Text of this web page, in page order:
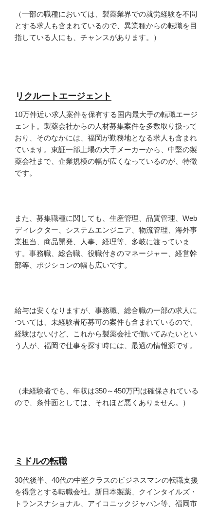
（一部の職種においては、製薬業界での就労経験を不問
とする求人も含まれているので、異業種からの転職を目
指している人にも、チャンスがあります。）
リクルートエージェント
10万件近い求人案件を保有する国内最大手の転職エージ
ェント。製薬会社からの人材募集案件を多数取り扱って
おり、そのなかには、福岡が勤務地となる求人も含まれ
ています。東証一部上場の大手メーカーから、中堅の製
薬会社まで、企業規模の幅が広くなっているのが、特徴
です。
また、募集職種に関しても、生産管理、品質管理、Web
ディレクター、システムエンジニア、物流管理、海外事
業担当、商品開発、人事、経理等、多岐に渡っていま
す。事務職、総合職、役職付きのマネージャー、経営幹
部等、ポジションの幅も広いです。
給与は安くなりますが、事務職、総合職の一部の求人に
ついては、未経験者応募可の案件も含まれているので、
経験はないけど、これから製薬会社で働いてみたいとい
う人が、福岡で仕事を探す時には、最適の情報源です。
（未経験者でも、年収は350～450万円は確保されている
ので、条件面としては、それほど悪くありません。）
ミドルの転職
30代後半、40代の中堅クラスのビジネスマンの転職支援
を得意とする転職会社。新日本製薬、クインタイルズ・
トランスナショナル、アイコニックジャパン等、福岡市